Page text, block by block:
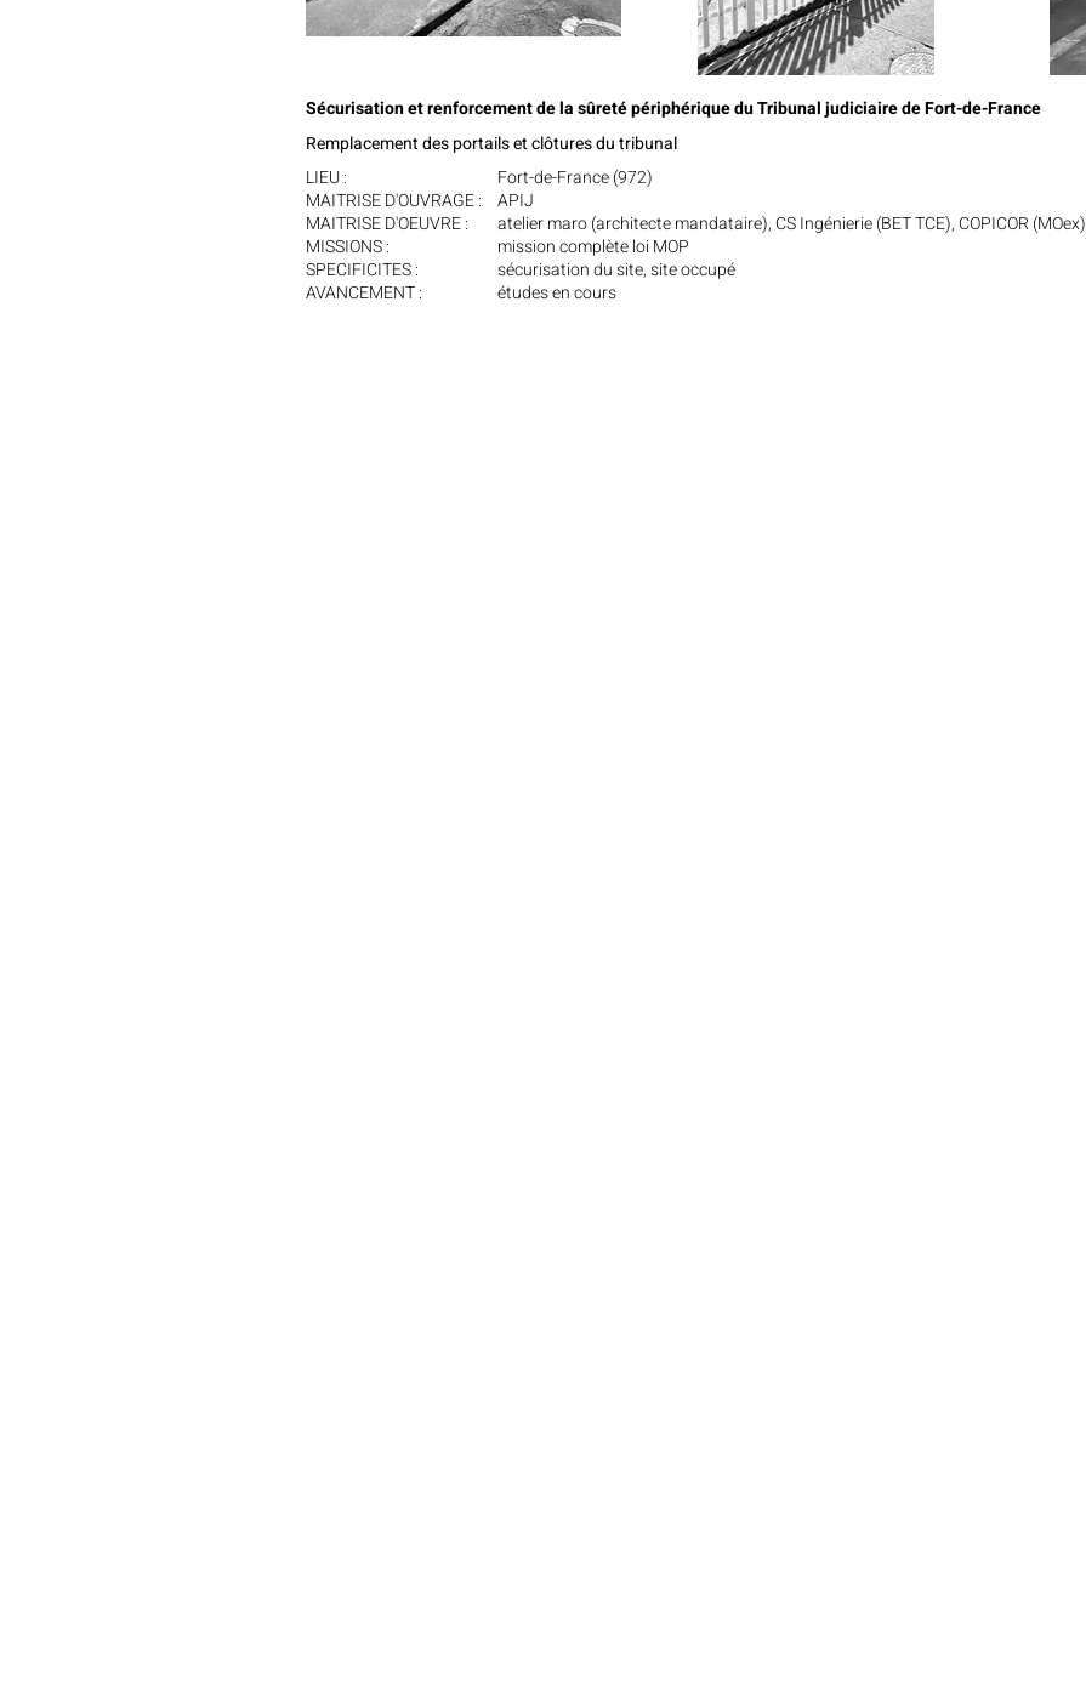
Sécurisation et renforcement de la sûreté périphérique du Tribunal judiciaire de Fort-de-France
Remplacement des portails et clôtures du tribunal
LIEU :
MAITRISE D'OUVRAGE :
MAITRISE D'OEUVRE :
MISSIONS :
SPECIFICITES :
AVANCEMENT :
Fort-de-France (972)
APIJ
atelier maro (architecte mandataire), CS Ingénierie (BET TCE), COPICOR (MOex)
mission complète loi MOP
sécurisation du site, site occupé
études en cours